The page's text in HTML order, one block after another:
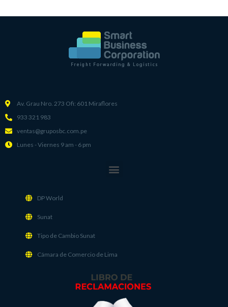
Av. Grau Nro. 273 Ofi: 601 Miraflores
933 321 983
ventas@gruposbc.com.pe
Lunes - Viernes 9 am - 6 pm
Menu
DP World
Sunat
Tipo de Cambio Sunat
Cámara de Comercio de Lima